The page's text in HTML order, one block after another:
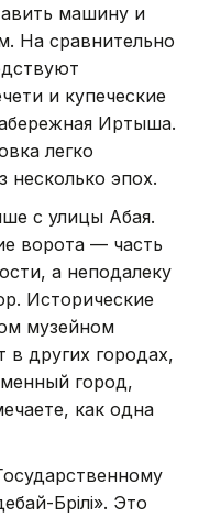
машину и
На сравнительно
и купеческие
Иртыша.
легко
несколько эпох.
с улицы Абая.
ворота — часть
а неподалеку
Исторические
музейном
в других городах,
город,
как одна
Бөрілі». Это